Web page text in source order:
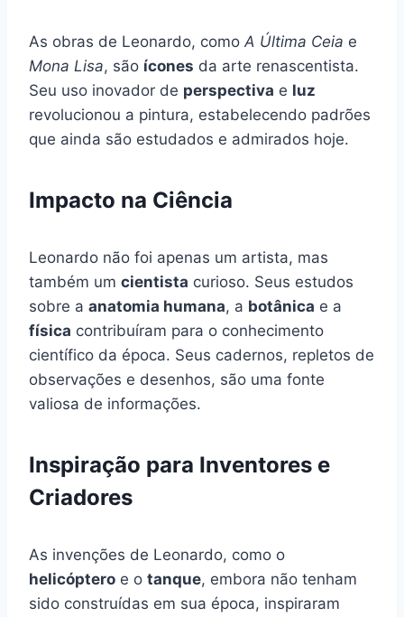
As obras de Leonardo, como A Última Ceia e
Mona Lisa, são ícones da arte renascentista.
Seu uso inovador de perspectiva e luz
revolucionou a pintura, estabelecendo padrões
que ainda são estudados e admirados hoje.
Impacto na Ciência
Leonardo não foi apenas um artista, mas
também um cientista curioso. Seus estudos
sobre a anatomia humana, a botânica e a
física contribuíram para o conhecimento
científico da época. Seus cadernos, repletos de
observações e desenhos, são uma fonte
valiosa de informações.
Inspiração para Inventores e
Criadores
As invenções de Leonardo, como o
helicóptero e o tanque, embora não tenham
sido construídas em sua época, inspiraram